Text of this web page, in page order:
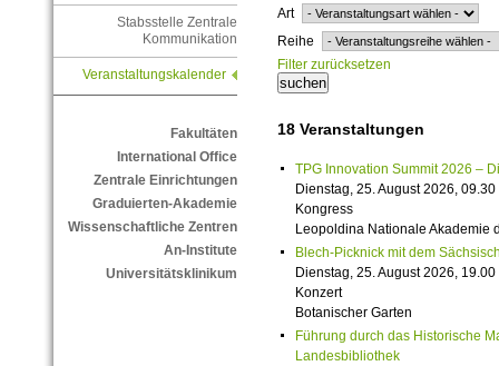
Stabsstelle Zentrale
Kommunikation
Veranstaltungskalender
Fakultäten
International Office
Zentrale Einrichtungen
Graduierten-Akademie
Wissenschaftliche Zentren
An-Institute
Universitätsklinikum
Art
Reihe
Filter zurücksetzen
18 Veranstaltungen
TPG Innovation Summit 2026 –
Dienstag, 25. August 2026,
Kongress
Leopoldina Nationale Akademie
Blech-Picknick mit dem
Dienstag, 25. August 2026,
Konzert
Botanischer Garten
Führung durch das Historische
Landesbibliothek